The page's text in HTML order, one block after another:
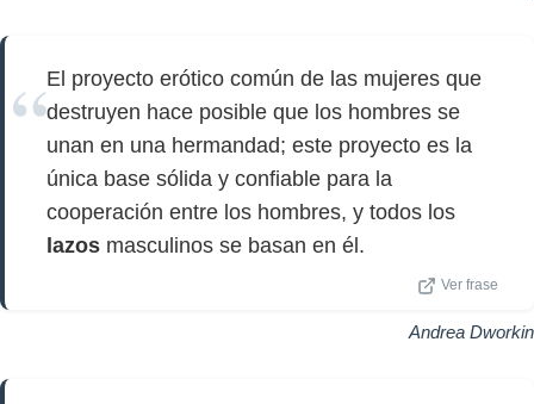
El proyecto erótico común de las mujeres que
destruyen hace posible que los hombres se
unan en una hermandad; este proyecto es la
única base sólida y confiable para la
cooperación entre los hombres, y todos los
lazos masculinos se basan en él.
Ver frase
Andrea Dworkin